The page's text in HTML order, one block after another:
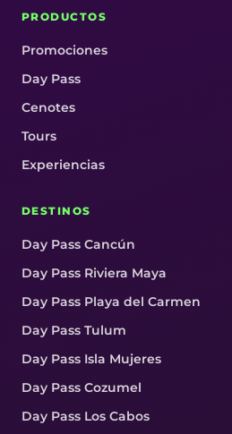
PRODUCTOS
Promociones
Day Pass
Cenotes
Tours
Experiencias
DESTINOS
Day Pass Cancún
Day Pass Riviera Maya
Day Pass Playa del Carmen
Day Pass Tulum
Day Pass Isla Mujeres
Day Pass Cozumel
Day Pass Los Cabos